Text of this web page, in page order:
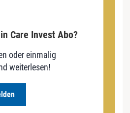
Care Invest Abo?
oder einmalig
weiterlesen!